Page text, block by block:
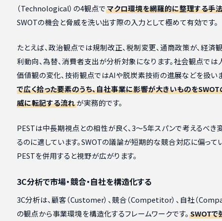
（Technological）の4観点でマクロ環境を網羅的に整理する手
SWOTの機会と脅威を洗い出す際の入力として極めて有効です。
たとえば、政治観点では規制改正、税制変更、通商政策が、経済
利動向、為替、消費者支出が分析対象になります。社会観点では
価値観の変化、技術観点ではAIや脱炭素技術の進展などを扱い
で広く拾った要素のうち、自社事業に影響が大きいものをSWOT
威に転記する流れが実務的です。
PESTは中長期視点との相性が良く、3〜5年スパンで考えるべき
るのに適しています。SWOTの議論が短期的な競合対応に偏って
PESTを併用すると視野が広がります。
3C分析で市場・競合・自社を構造化する
3C分析は、顧客（Customer）、競合（Competitor）、自社（
の観点から事業環境を構造化するフレームワークです。 SWOTで